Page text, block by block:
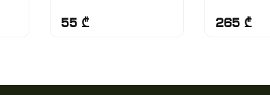
55 ₾ 265 ₾